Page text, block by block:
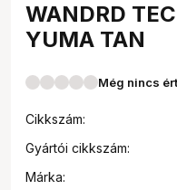
WANDRD
YUMA TAN
Még nincs
Cikkszám:
Gyártói cikkszám:
Márka: